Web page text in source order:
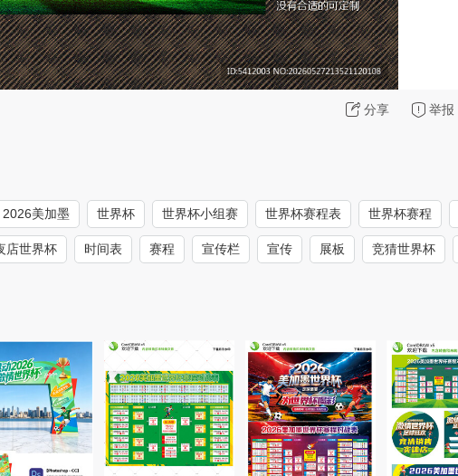
分享 举报
2026美加墨 世界杯 世界杯小组赛 世界杯赛程表 世界杯赛程
店世界杯 时间表 赛程 宣传栏 宣传 展板 竞猜世界杯